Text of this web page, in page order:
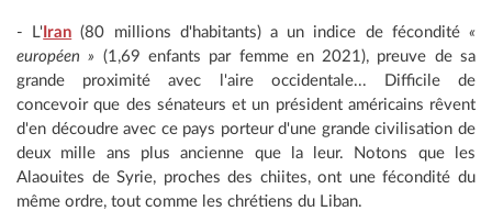
- L' Iran (80 millions d'habitants) a un indice de fécondité«
européen » (1,69 enfants par femme en 2021), preuve de sa
grande proximité avec l'aire occidentale... Difficile de
concevoir que des sénateurs et un président américains rêvent
d'en découdre avec ce pays porteur d'une grande civilisation de
deux mille ans plus ancienne que la leur. Notons que les
Alaouites de Syrie, proches des chiites, ont une fécondité du
même ordre, tout comme les chrétiens du Liban.